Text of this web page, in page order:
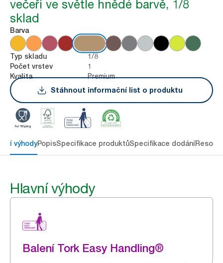
večeři ve světle hnědé barvě, 1/8
sklad
Barva
Typ skladu 1/8
Počet vrstev 1
Kvalita
Premium
Stáhnout informační list o produktu
výhodyPopisSpecifikace produktůSpecifikace dodání
Hlavní výhody
Balení Tork Easy Handling®